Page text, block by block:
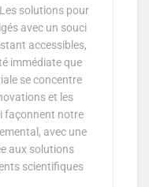
solutions pour
avec un souci
accessibles,
immédiate que
se concentre
et les
façonnent notre
avec une
aux solutions
scientifiques